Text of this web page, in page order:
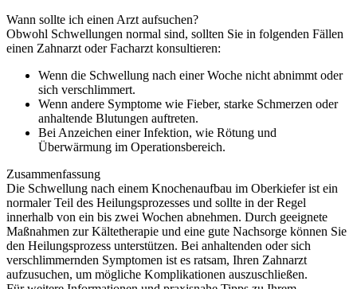
Wann sollte ich einen Arzt aufsuchen?
Obwohl Schwellungen normal sind, sollten Sie in folgenden Fällen
einen Zahnarzt oder Facharzt konsultieren:
Wenn die Schwellung nach einer Woche nicht abnimmt oder
sich verschlimmert.
Wenn andere Symptome wie Fieber, starke Schmerzen oder
anhaltende Blutungen auftreten.
Bei Anzeichen einer Infektion, wie Rötung und
Überwärmung im Operationsbereich.
Zusammenfassung
Die Schwellung nach einem Knochenaufbau im Oberkiefer ist ein
normaler Teil des Heilungsprozesses und sollte in der Regel
innerhalb von ein bis zwei Wochen abnehmen. Durch geeignete
Maßnahmen zur Kältetherapie und eine gute Nachsorge können Sie
den Heilungsprozess unterstützen. Bei anhaltenden oder sich
verschlimmernden Symptomen ist es ratsam, Ihren Zahnarzt
aufzusuchen, um mögliche Komplikationen auszuschließen.